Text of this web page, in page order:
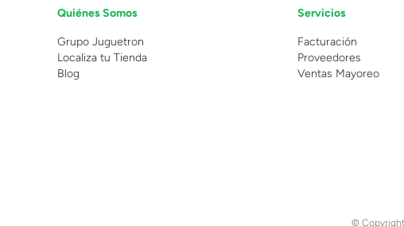
Quiénes Somos
Grupo Juguetron
Localiza tu Tienda
Blog
Servicios
Facturación
Proveedores
Ventas Mayoreo
©